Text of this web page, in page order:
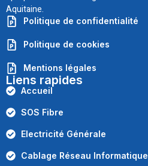
Aquitaine.
Politique de confidentialité
Politique de cookies
Mentions légales
Liens rapides
Accueil
SOS Fibre
Electricité Générale
Cablage Réseau Informatique